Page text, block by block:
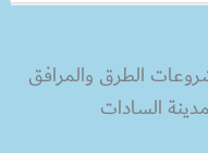
الطرق والمرافق
السادات